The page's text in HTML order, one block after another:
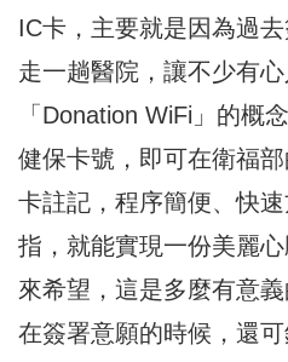
IC卡，主要就是因為過
走一趟醫院，讓不少有
「Donation WiFi」的概
健保卡號，即可在衛福
卡註記，程序簡便、快
指，就能實現一份美麗
來希望，這是多麼有意
在簽署意願的時候，還